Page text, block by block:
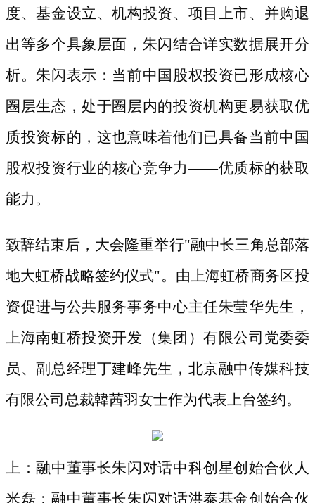
度、基金设立、机构投资、项目上市、并购退
出等多个具象层面，朱闪结合详实数据展开分
析。朱闪表示：当前中国股权投资已形成核心
圈层生态，处于圈层内的投资机构更易获取优
质投资标的，这也意味着他们已具备当前中国
股权投资行业的核心竞争力——优质标的获取
能力。
致辞结束后，大会隆重举行"融中长三角总部落
地大虹桥战略签约仪式"。由上海虹桥商务区投
资促进与公共服务事务中心主任朱莹华先生，
上海南虹桥投资开发（集团）有限公司党委委
员、副总经理丁建峰先生，北京融中传媒科技
有限公司总裁韓茜羽女士作为代表上台签约。
上：融中董事长朱闪对话中科创星创始合伙人
米磊；融中董事长朱闪对话洪泰基金创始合伙